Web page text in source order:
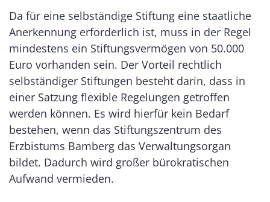
Da für eine selbständige Stiftung eine staatliche
Anerkennung erforderlich ist, muss in der Regel
mindestens ein Stiftungsvermögen von 50.000
Euro vorhanden sein. Der Vorteil rechtlich
selbständiger Stiftungen besteht darin, dass in
einer Satzung flexible Regelungen getroffen
werden können. Es wird hierfür kein Bedarf
bestehen, wenn das Stiftungszentrum des
Erzbistums Bamberg das Verwaltungsorgan
bildet. Dadurch wird großer bürokratischen
Aufwand vermieden.